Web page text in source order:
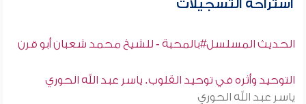
استراحة التسجيلات
الحديث المسلسل#بالمحبة - للشيخ محمد شعبان أبو قرن
التوحيد وأثره في توحيد القلوب. ياسر عبد الله الحوري
ياسر عبد الله الحوري